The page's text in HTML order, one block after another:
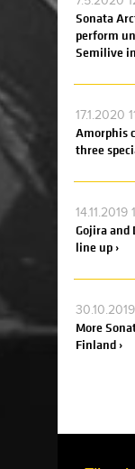
Sonata
perform
Semilive
17.1.2020
Amorphis
three
14.11.2019
Gojira and
line up ›
More
Finland ›